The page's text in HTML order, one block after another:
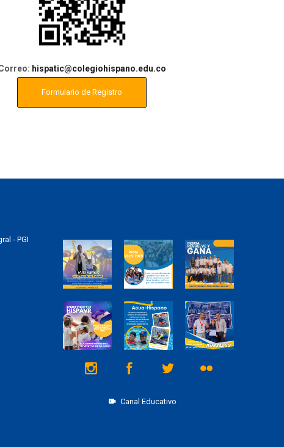
hispatic@colegiohispano.edu.co
Formulario de Registro
- PGI
Canal Educativo